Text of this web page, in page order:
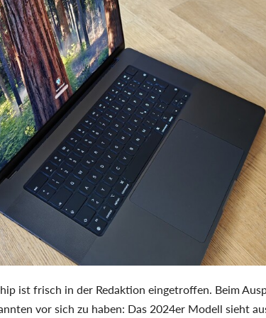
ist frisch in der Redaktion eingetroffen. Beim
vor sich zu haben: Das 2024er Modell sieht